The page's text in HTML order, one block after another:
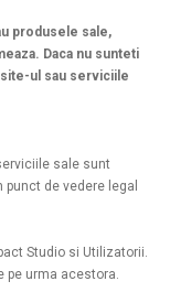
produsele sale,
Daca nu sunteti
ul sau serviciile
sale sunt
de vedere legal
Studio si Utilizatorii.
pe urma acestora.